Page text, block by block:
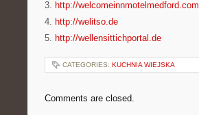
3. http://welcomeinnmotelmedford.com
4. http://welitso.de
5. http://wellensittichportal.de
CATEGORIES: KUCHNIA WIEJSKA
Comments are closed.